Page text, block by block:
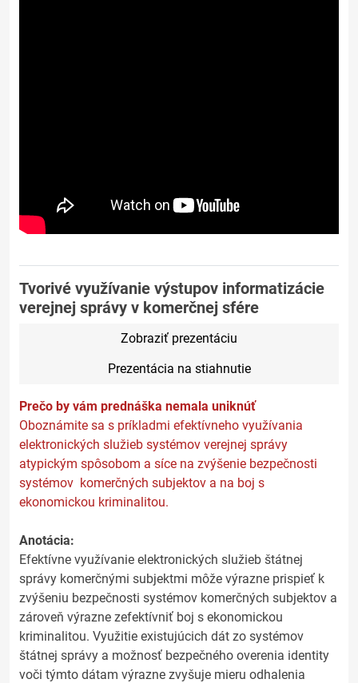
Tvorivé využívanie výstupov informatizácie
verejnej správy v komerčnej sfére
Zobraziť prezentáciu
Prezentácia na stiahnutie
Prečo by vám prednáška nemala uniknúť
Oboznámite sa s príkladmi efektívneho využívania
elektronických služieb systémov verejnej správy
atypickým spôsobom a síce na zvýšenie bezpečnosti
systémov komerčných subjektov a na boj s
ekonomickou kriminalitou.
Anotácia:
Efektívne využívanie elektronických služieb štátnej
správy komerčnými subjektmi môže výrazne prispieť k
zvýšeniu bezpečnosti systémov komerčných subjektov a
zároveň výrazne zefektívniť boj s ekonomickou
kriminalitou. Využitie existujúcich dát zo systémov
štátnej správy a možnosť bezpečného overenia identity
voči týmto dátam výrazne zvyšuje mieru odhalenia